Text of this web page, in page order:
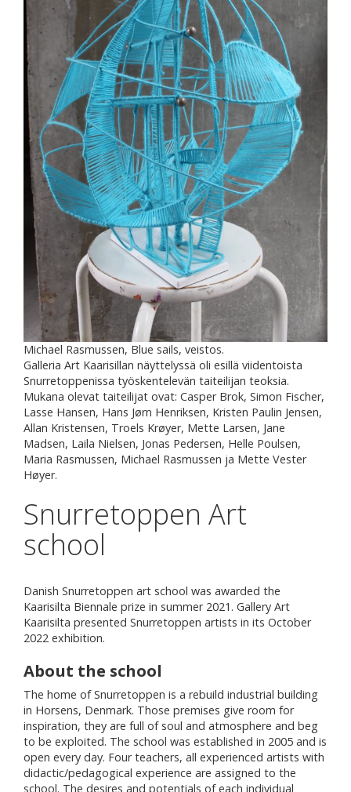
Michael Rasmussen, Blue sails, veistos.
Galleria Art Kaarisillan näyttelyssä oli esillä viidentoista
Snurretoppenissa työskentelevän taiteilijan teoksia.
Mukana olevat taiteilijat ovat: Casper Brok, Simon Fischer,
Lasse Hansen, Hans Jørn Henriksen, Kristen Paulin Jensen,
Allan Kristensen, Troels Krøyer, Mette Larsen, Jane
Madsen, Laila Nielsen, Jonas Pedersen, Helle Poulsen,
Maria Rasmussen, Michael Rasmussen ja Mette Vester
Høyer.
Snurretoppen Art
school
Danish Snurretoppen art school was awarded the
Kaarisilta Biennale prize in summer 2021. Gallery Art
Kaarisilta presented Snurretoppen artists in its October
2022 exhibition.
About the school
The home of Snurretoppen is a rebuild industrial building
in Horsens, Denmark. Those premises give room for
inspiration, they are full of soul and atmosphere and beg
to be exploited. The school was established in 2005 and is
open every day. Four teachers, all experienced artists with
didactic/pedagogical experience are assigned to the
school. The desires and potentials of each individual